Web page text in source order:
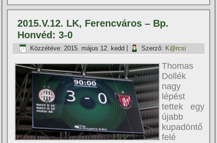
2015.V.12. LK, Ferencváros – Bp.
Honvéd: 3-0
Közzétéve: 2015. május 12. kedd Szerző: K@rcsi
Thomas
Dollék
nagy
lépést
tettek egy
újabb
kupadöntő
felé